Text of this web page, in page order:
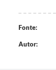
Fonte:
Autor: